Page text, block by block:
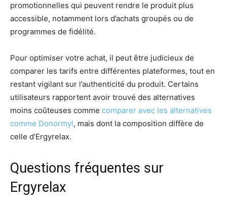
promotionnelles qui peuvent rendre le produit plus
accessible, notamment lors d’achats groupés ou de
programmes de fidélité.
Pour optimiser votre achat, il peut être judicieux de
comparer les tarifs entre différentes plateformes, tout en
restant vigilant sur l’authenticité du produit. Certains
utilisateurs rapportent avoir trouvé des alternatives
moins coûteuses comme comparer avec les alternatives
comme Donormyl, mais dont la composition diffère de
celle d’Ergyrelax.
Questions fréquentes sur
Ergyrelax